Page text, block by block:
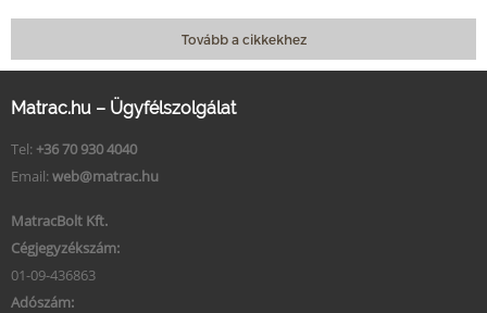
Tovább a cikkekhez
Matrac.hu – Ügyfélszolgálat
Tel: +36 70 930 4040
Email: web@matrac.hu
MatracBolt Kft.
Cégjegyzékszám:
01-09-436863
Adószám: